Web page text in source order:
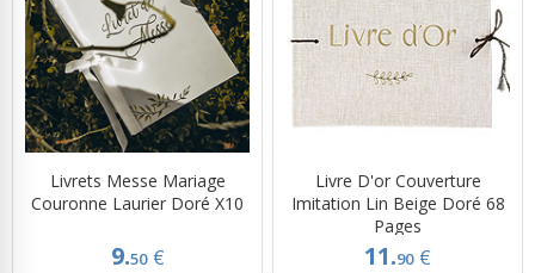
Livrets Messe Mariage
Couronne Laurier Doré X10
9.50 €
Livre D'or Couverture
Imitation Lin Beige Doré 68
Pages
11.90 €